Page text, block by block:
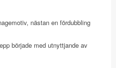
nästan en fördubbling
började med utnyttjande av